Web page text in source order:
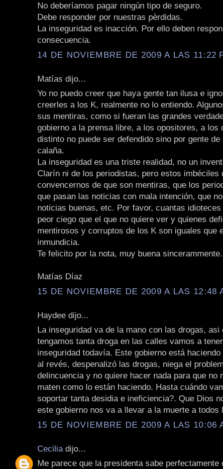
No deberíamos pagar ningún tipo de seguro.
Debe responder por nuestras pèrdidas.
La inseguridad es inacción. Por ello deben
consecuencia.
14 DE NOVIEMBRE DE 2009 A LAS 11:22
Matías dijo...
Yo no puedo creer que haya gente tan ilusa e
creerles a los K, realmente no lo entiendo.
sus mentiras, como si fueran las grandes
gobierno a la prensa libre, a los opositores, a los
distinto no puede ser defendido sino por gente
calaña.
La inseguridad es una triste realidad, no un
Clarín ni de los periodistas, pero estos imbéciles
convencernos de que son mentiras, que los
que pasan las noticias con mala intención, que
noticias buenas, etc. Por favor, cuantas
peor ciego que el que no quiere ver y quienes
mentirosos y corruptos de los K son iguales que
inmundicia.
Te felicito por la nota, muy buena sincerammente.
Matías Díaz
15 DE NOVIEMBRE DE 2009 A LAS 12:48
Haydee dijo...
La inseguridad va de la mano con las drogas, asi
tengamos tanta droga en las calles vamos a
inseguridad todavía. Este gobierno está
al revés, despenalizó las drogas, niega el
delincuencia y no quiere hacer nada para que no
maten como lo están haciendo. Hasta cuándo
soportar tanta desidia e ineficiencia?. Que Dios
este gobierno nos va a llevar a la muerte a todos
15 DE NOVIEMBRE DE 2009 A LAS 10:06
Cecilia dijo...
Me parece que la presidenta sabe perfectamente